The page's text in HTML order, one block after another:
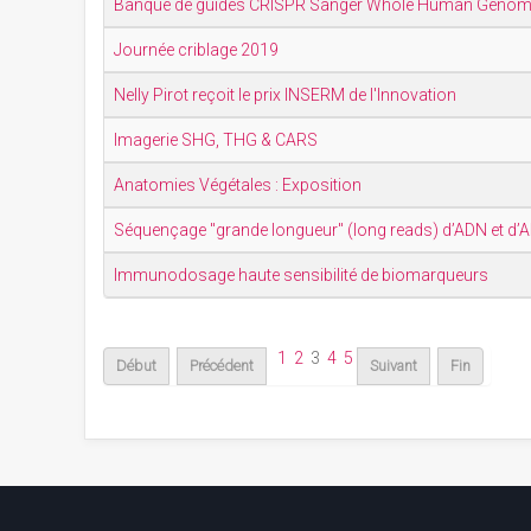
Banque de guides CRISPR Sanger Whole Human
Journée criblage 2019
Nelly Pirot reçoit le prix INSERM de l'Innovation
Imagerie SHG, THG & CARS
Anatomies Végétales : Exposition
Séquençage "grande longueur" (long reads) d’ADN et
Immunodosage haute sensibilité de biomarqueurs
Début Précédent 1 2 3 4 5 Suivant Fin